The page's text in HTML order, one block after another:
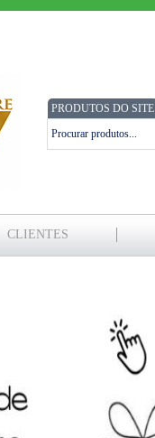
PRODUTOS DO SITE
CLIENTES